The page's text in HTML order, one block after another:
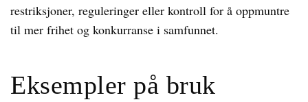
restriksjoner, reguleringer eller kontroll for å oppmuntre
til mer frihet og konkurranse i samfunnet.
Eksempler på bruk